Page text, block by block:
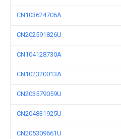
CN103624706A
CN202591826U
CN104128730A
CN102320013A
CN203579059U
CN204831925U
CN205309661U